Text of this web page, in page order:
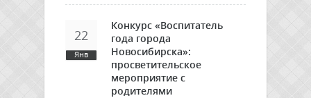
22
Янв
Конкурс «Воспитатель
года города
Новосибирска»:
просветительское
мероприятие с
родителями